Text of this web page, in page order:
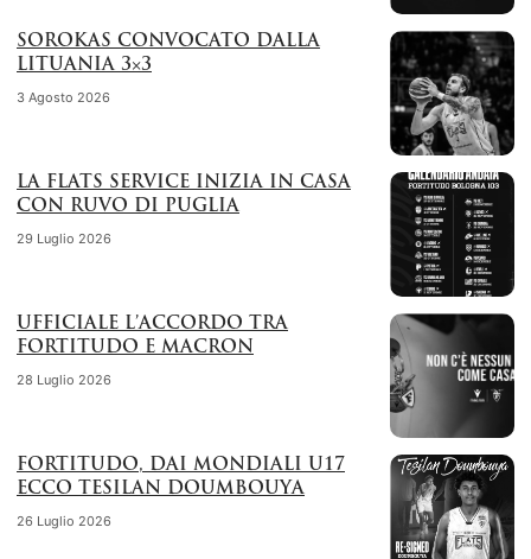
SOROKAS CONVOCATO DALLA
LITUANIA 3×3
3 Agosto 2026
LA FLATS SERVICE INIZIA IN CASA
CON RUVO DI PUGLIA
29 Luglio 2026
UFFICIALE L’ACCORDO TRA
FORTITUDO E MACRON
28 Luglio 2026
FORTITUDO, DAI MONDIALI U17
ECCO TESILAN DOUMBOUYA
26 Luglio 2026